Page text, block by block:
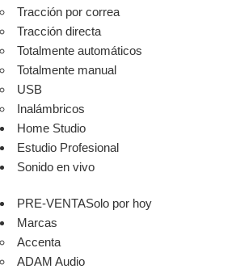
Tracción por correa
Tracción directa
Totalmente automáticos
Totalmente manual
USB
Inalámbricos
Home Studio
Estudio Profesional
Sonido en vivo
PRE-VENTASolo por hoy
Marcas
Accenta
ADAM Audio